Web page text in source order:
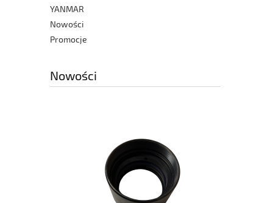
YANMAR
Nowości
Promocje
Nowości